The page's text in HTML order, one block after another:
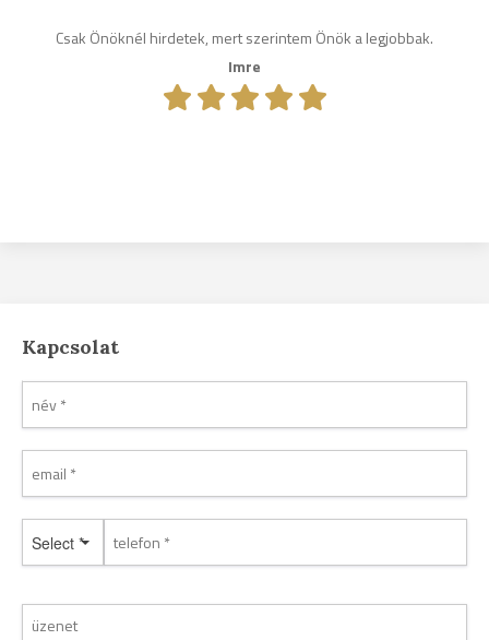
Csak Önöknél hirdetek, mert szerintem Önök a legjobbak.
Imre
Kapcsolat
Select *